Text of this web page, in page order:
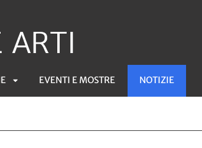
EVENTI E MOSTRE NOTIZIE